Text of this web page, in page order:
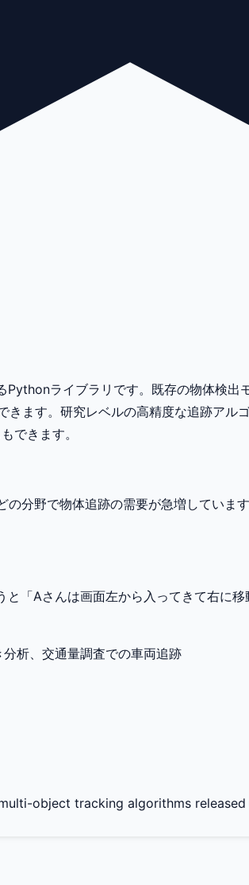
ライブラリです。既存の物体検
ます。研究レベルの高精度な追跡ア
できます。
分野で物体追跡の需要が急増してい
「Aさんは画面左から入ってきて右に
析、交通量調査での車両追跡
object tracking algorithms